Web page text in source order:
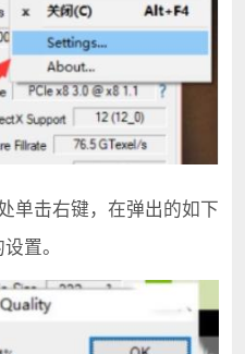
击右键，在弹出的如下
置。